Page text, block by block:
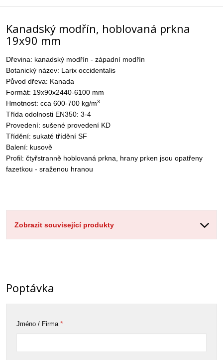
Kanadský modřín, hoblovaná prkna
19x90 mm
Dřevina: kanadský modřín - západní modřín
Botanický název: Larix occidentalis
Původ dřeva: Kanada
Formát: 19x90x2440-6100 mm
Hmotnost: cca 600-700 kg/m3
Třída odolnosti EN350: 3-4
Provedení: sušené provedení KD
Třídění: sukaté třídění SF
Balení: kusově
Profil: čtyřstranně hoblovaná prkna, hrany prken jsou opatřeny
fazetkou - sraženou hranou
Zobrazit související produkty
Poptávka
Jméno / Firma *